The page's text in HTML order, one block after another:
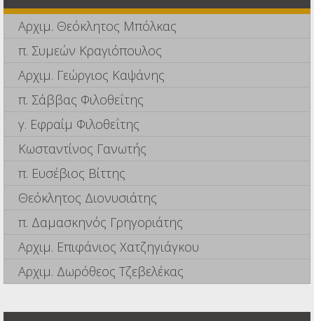
Αρχιμ. Θεόκλητος Μπόλκας
π. Συμεών Κραγιόπουλος
Αρχιμ. Γεώργιος Καψάνης
π. Σάββας Φιλοθεΐτης
γ. Εφραίμ Φιλοθεΐτης
Κωσταντίνος Γανωτής
π. Ευσέβιος Βίττης
Θεόκλητος Διονυσιάτης
π. Δαμασκηνός Γρηγοριάτης
Αρχιμ. Επιφάνιος Χατζηγιάγκου
Αρχιμ. Δωρόθεος Τζεβελέκας